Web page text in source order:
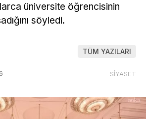
üniversite öğrencisinin
söyledi.
TÜM YAZILARI
SİYASET